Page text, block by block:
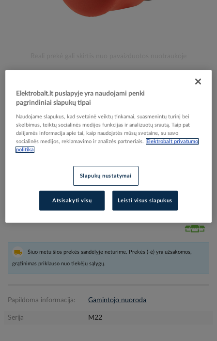
the
images
gallery
Elektrobalt prekės kodas
024385
EAN kodas
4015081833610
Gamintojo prekės kodas
216876
Įtraukti į palyginimą
Šiuo metu šios prekės sandėlyje neturime. Prekės (-ė) yra užsakomos,
grąžinimas priklauso nuo tiekėjų sąlygų.
Papildoma informacija: Gamintojo nuoroda
Serija M22
Elektrobalt.lt puslapyje yra naudojami penki
pagrindiniai slapukų tipai
Naudojame slapukus, kad svetainė veiktų tinkamai, suasmenintų turinį bei
skelbimus, teiktų socialinės medijos funkcijas ir analizuotų srautą. Taip pat
dalijamės informacija apie tai, kaip naudojatės mūsų svetaine, su savo
socialinės medijos, reklamavimo ir analizės partneriais.
Elektrobalt privatumo
politika
Slapukų nustatymai
Atsisakyti visų Leisti visus slapukus